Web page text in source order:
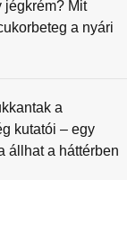
jégkrém? Mit
a nyári
a
kutatói – egy
állhat a háttérben